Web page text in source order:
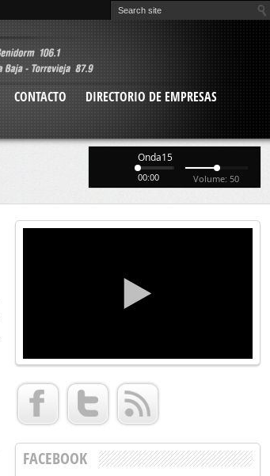
CONTACTO
DIRECTORIO DE EMPRESAS
Onda15
00:00 Volume: 50
FACEBOOK